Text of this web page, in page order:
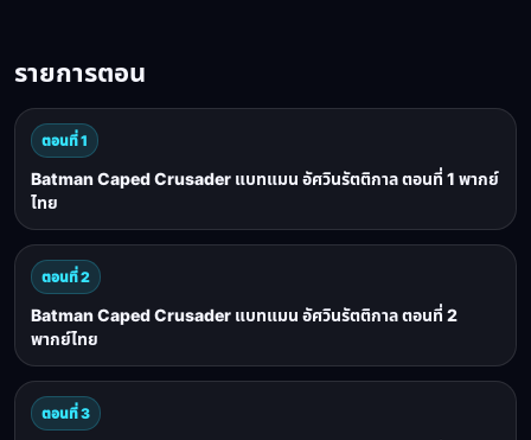
รายการตอน
ตอนที่ 1
Batman Caped Crusader แบทแมน อัศวินรัตติกาล ตอนที่ 1 พากย์
ไทย
ตอนที่ 2
Batman Caped Crusader แบทแมน อัศวินรัตติกาล ตอนที่ 2
พากย์ไทย
ตอนที่ 3